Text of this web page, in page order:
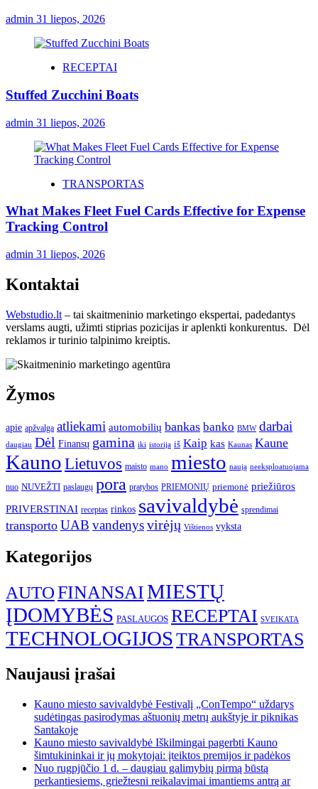
admin 31 liepos, 2026
RECEPTAI
Stuffed Zucchini Boats
admin 31 liepos, 2026
TRANSPORTAS
What Makes Fleet Fuel Cards Effective for Expense
Tracking Control
admin 31 liepos, 2026
Kontaktai
Webstudio.lt – tai skaitmeninio marketingo ekspertai, padedantys
verslams augti, užimti stiprias pozicijas ir aplenkti konkurentus. Dėl
reklamos ir turinio talpinimo kreiptis.
Žymos
apie apžvalga atliekami automobilių bankas banko BMW darbai
daugiau Dėl Finansų gamina iki istorija iš Kaip kas Kaunas Kaune
KaunoLietuvos maisto mano miesto naują neeksploatuojama
nuo NUVEŽTI paslaugų pora pratybos PRIEMONIŲ priemonė priežiūros
PRIVERSTINAI receptas rinkos savivaldybė sprendimai
transporto UAB vandenysvirėjų Vištienos vyksta
Kategorijos
AUTOFINANSAIMIESTŲ
ĮDOMYBĖS PASLAUGOS RECEPTAI SVEIKATA
TECHNOLOGIJOSTRANSPORTAS
Naujausi įrašai
Kauno miesto savivaldybė Festivalį „ConTempo“ uždarys
sudėtingas pasirodymas aštuonių metrų aukštyje ir piknikas
Santakoje
Kauno miesto savivaldybė Iškilmingai pagerbti Kauno
šimtukininkai ir jų mokytojai: įteiktos premijos ir padėkos
Nuo rugpjūčio 1 d. – daugiau galimybių pirmą būstą
perkantiesiems, griežtesni reikalavimai imantiems antrą ar